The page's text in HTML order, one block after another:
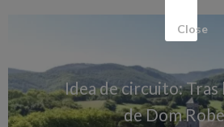
Idea de circuito: Tras
de Dom
Close